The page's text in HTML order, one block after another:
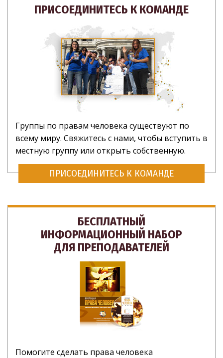
ПРИСОЕДИНИТЕСЬ К КОМАНДЕ
Группы по правам человека существуют по
всему миру. Свяжитесь с нами, чтобы вступить в
местную группу или открыть собственную.
ПРИСОЕДИНИТЕСЬ К КОМАНДЕ
БЕСПЛАТНЫЙ
ИНФОРМАЦИОННЫЙ НАБОР
ДЛЯ ПРЕПОДАВАТЕЛЕЙ
Помогите сделать права человека